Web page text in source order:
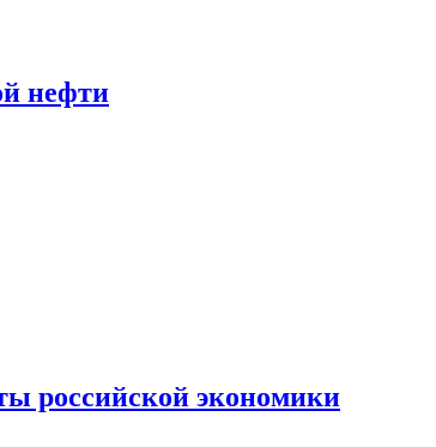
нефти
российской экономики